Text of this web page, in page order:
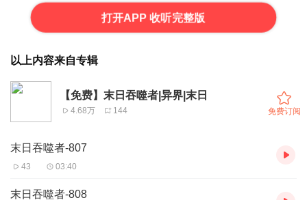
打开APP 收听完整版
以上内容来自专辑
【免费】末日吞噬者|异界|末日
4.68万 144 免费订阅
末日吞噬者-807
43 03:40
末日吞噬者-808